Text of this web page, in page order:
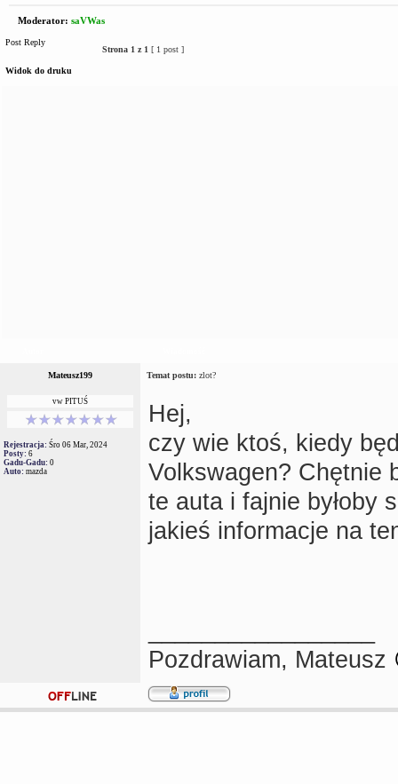
Moderator: saVWas
Post Reply
Strona 1 z 1 [ 1 post ]
Widok do druku
Mateusz199 Temat postu: zlot?
vw PITUŚ
Rejestracja: Śro 06 Mar, 2024
Posty: 6
Gadu-Gadu: 0
Auto: mazda
Hej,
czy wie ktoś, kiedy
Volkswagen? Chętnie
te auta i fajnie byłoby
jakieś informacje na
Pozdrawiam, Mateusz